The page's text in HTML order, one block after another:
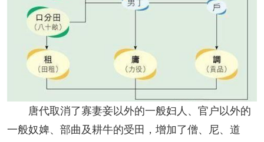
唐代取消了寡妻妾以外的一般妇人、官户以外的
一般奴婢、部曲及耕牛的受田，增加了僧、尼、道